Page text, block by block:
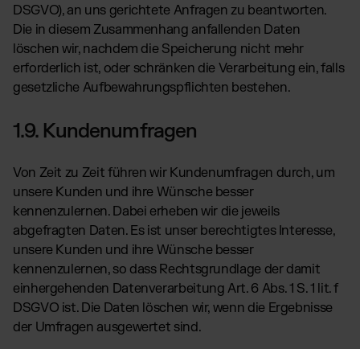
DSGVO), an uns gerichtete Anfragen zu beantworten.
Die in diesem Zusammenhang anfallenden Daten
löschen wir, nachdem die Speicherung nicht mehr
erforderlich ist, oder schränken die Verarbeitung ein, falls
gesetzliche Aufbewahrungspflichten bestehen.
1.9. Kundenumfragen
Von Zeit zu Zeit führen wir Kundenumfragen durch, um
unsere Kunden und ihre Wünsche besser
kennenzulernen. Dabei erheben wir die jeweils
abgefragten Daten. Es ist unser berechtigtes Interesse,
unsere Kunden und ihre Wünsche besser
kennenzulernen, so dass Rechtsgrundlage der damit
einhergehenden Datenverarbeitung Art. 6 Abs. 1 S. 1 lit. f
DSGVO ist. Die Daten löschen wir, wenn die Ergebnisse
der Umfragen ausgewertet sind.